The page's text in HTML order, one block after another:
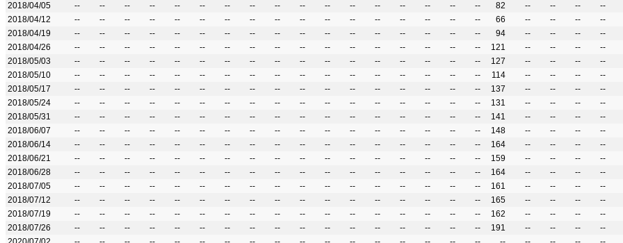
2018/04/05
-- -- -- -- -- -- -- -- -- -- -- -- -- -- -- -- -- 82 -- -- -- --
2018/04/12
-- -- -- -- -- -- -- -- -- -- -- -- -- -- -- -- -- 66 -- -- -- --
2018/04/19
-- -- -- -- -- -- -- -- -- -- -- -- -- -- -- -- -- 94 -- -- -- --
2018/04/26
-- -- -- -- -- -- -- -- -- -- -- -- -- -- -- -- -- 121 -- -- -- --
2018/05/03
-- -- -- -- -- -- -- -- -- -- -- -- -- -- -- -- -- 127 -- -- -- --
2018/05/10
-- -- -- -- -- -- -- -- -- -- -- -- -- -- -- -- -- 114 -- -- -- --
2018/05/17
-- -- -- -- -- -- -- -- -- -- -- -- -- -- -- -- -- 137 -- -- -- --
2018/05/24
-- -- -- -- -- -- -- -- -- -- -- -- -- -- -- -- -- 131 -- -- -- --
2018/05/31
-- -- -- -- -- -- -- -- -- -- -- -- -- -- -- -- -- 141 -- -- -- --
2018/06/07
-- -- -- -- -- -- -- -- -- -- -- -- -- -- -- -- -- 148 -- -- -- --
2018/06/14
-- -- -- -- -- -- -- -- -- -- -- -- -- -- -- -- -- 164 -- -- -- --
2018/06/21
-- -- -- -- -- -- -- -- -- -- -- -- -- -- -- -- -- 159 -- -- -- --
2018/06/28
-- -- -- -- -- -- -- -- -- -- -- -- -- -- -- -- -- 164 -- -- -- --
2018/07/05
-- -- -- -- -- -- -- -- -- -- -- -- -- -- -- -- -- 161 -- -- -- --
2018/07/12
-- -- -- -- -- -- -- -- -- -- -- -- -- -- -- -- -- 165 -- -- -- --
2018/07/19
-- -- -- -- -- -- -- -- -- -- -- -- -- -- -- -- -- 162 -- -- -- --
2018/07/26
-- -- -- -- -- -- -- -- -- -- -- -- -- -- -- -- -- 191 -- -- -- --